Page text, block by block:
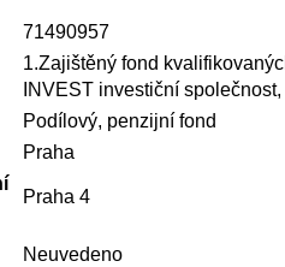
71490957
1.Zajištěný fond
INVEST investiční společnost,
Podílový, penzijní fond
Praha
Praha 4
Neuvedeno